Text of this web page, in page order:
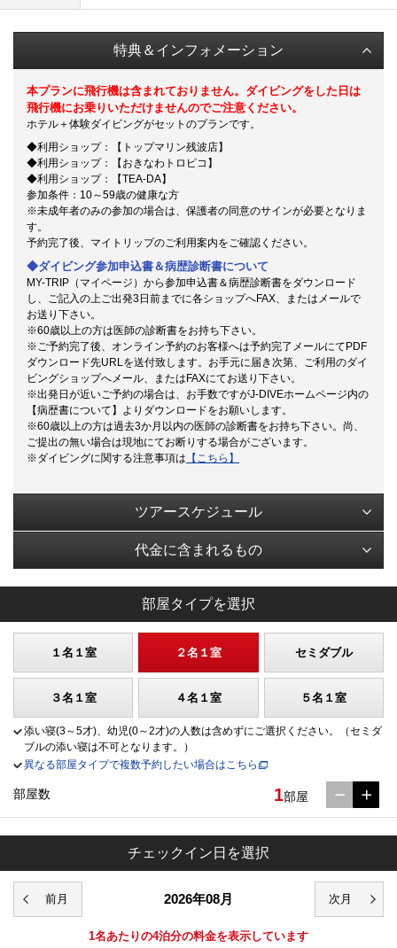
特典＆インフォメーション
本プランに飛行機は含まれておりません。ダイビングをした日は
飛行機にお乗りいただけませんのでご注意ください。
ホテル＋体験ダイビングがセットのプランです。
◆利用ショップ：【トップマリン残波店】
◆利用ショップ：【おきなわトロピコ】
◆利用ショップ：【TEA-DA】
参加条件：10～59歳の健康な方
※未成年者のみの参加の場合は、保護者の同意のサインが必要となりま
す。
予約完了後、マイトリップのご利用案内をご確認ください。
◆ダイビング参加申込書＆病歴診断書について
MY-TRIP（マイページ）から参加申込書＆病歴診断書をダウンロード
し、ご記入の上ご出発3日前までに各ショップへFAX、またはメールで
お送り下さい。
※60歳以上の方は医師の診断書をお持ち下さい。
※ご予約完了後、オンライン予約のお客様へは予約完了メールにてPDF
ダウンロード先URLを送付致します。お手元に届き次第、ご利用のダイ
ビングショップへメール、またはFAXにてお送り下さい。
※出発日が近いご予約の場合は、お手数ですがJ-DIVEホームページ内の
【病歴書について】よりダウンロードをお願いします。
※60歳以上の方は過去3か月以内の医師の診断書をお持ち下さい。尚、
ご提出の無い場合は現地にてお断りする場合がございます。
※ダイビングに関する注意事項は 【こちら】
ツアースケジュール
代金に含まれるもの
部屋タイプを選択
１名１室 ２名１室 セミダブル
３名１室 ４名１室 ５名１室
添い寝(3～5才)、幼児(0～2才)の人数は含めずにご選択ください。（セミダ
ブルの添い寝は不可となります。）
異なる部屋タイプで複数予約したい場合はこちら
部屋数 1部屋
チェックイン日を選択
2026年08月
1名あたりの4泊分の料金を表示しています